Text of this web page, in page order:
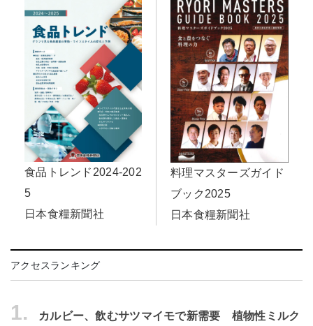
食品トレンド2024-202
5
日本食糧新聞社
料理マスターズガイド
ブック2025
日本食糧新聞社
アクセスランキング
1.
カルビー、飲むサツマイモで新需要 植物性ミルク